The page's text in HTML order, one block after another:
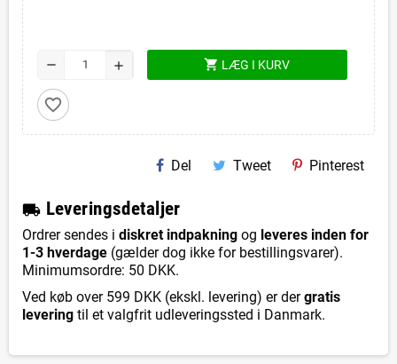
remove add shopping_cart LÆG I KURV
favorite_border
Del Tweet Pinterest
local_shipping Leveringsdetaljer
Ordrer sendes i diskret indpakning og leveres inden for
1-3 hverdage (gælder dog ikke for bestillingsvarer).
Minimumsordre: 50 DKK.
Ved køb over 599 DKK (ekskl. levering) er dergratis
levering til et valgfrit udleveringssted i Danmark.